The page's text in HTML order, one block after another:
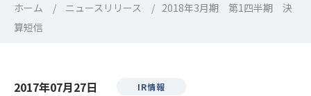
ホーム ニュースリリース
2018年3月期 第1四半期 決
算短信
2017年07月27日 IR情報